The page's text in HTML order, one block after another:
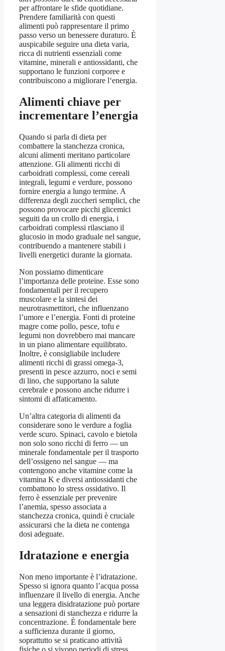
per affrontare le sfide quotidiane.
Prendere familiarità con questi
alimenti può rappresentare il primo
passo verso un benessere duraturo. È
auspicabile seguire una dieta varia,
ricca di nutrienti essenziali come
vitamine, minerali e antiossidanti, che
supportano le funzioni corporee e
contribuiscono a migliorare l‘energia.
Alimenti chiave per
incrementare l’energia
Quando si parla di dieta per
combattere la stanchezza cronica,
alcuni alimenti meritano particolare
attenzione. Gli alimenti ricchi di
carboidrati complessi, come cereali
integrali, legumi e verdure, possono
fornire energia a lungo termine. A
differenza degli zuccheri semplici, che
possono provocare picchi glicemici
seguiti da un crollo di energia, i
carboidrati complessi rilasciano il
glucosio in modo graduale nel sangue,
contribuendo a mantenere stabili i
livelli energetici durante la giornata.
Non possiamo dimenticare
l’importanza delle proteine. Esse sono
fondamentali per il recupero
muscolare e la sintesi dei
neurotrasmettitori, che influenzano
l’umore e l’energia. Fonti di proteine
magre come pollo, pesce, tofu e
legumi non dovrebbero mai mancare
in un piano alimentare equilibrato.
Inoltre, è consigliabile includere
alimenti ricchi di grassi omega-3,
presenti in pesce azzurro, noci e semi
di lino, che supportano la salute
cerebrale e possono anche ridurre i
sintomi di affaticamento.
Un’altra categoria di alimenti da
considerare sono le verdure a foglia
verde scuro. Spinaci, cavolo e bietola
non solo sono ricchi di ferro — un
minerale fondamentale per il trasporto
dell’ossigeno nel sangue — ma
contengono anche vitamine come la
vitamina K e diversi antiossidanti che
combattono lo stress ossidativo. Il
ferro è essenziale per prevenire
l’anemia, spesso associata a
stanchezza cronica, quindi è cruciale
assicurarsi che la dieta ne contenga
dosi adeguate.
Idratazione e energia
Non meno importante è l’idratazione.
Spesso si ignora quanto l’acqua possa
influenzare il livello di energia. Anche
una leggera disidratazione può portare
a sensazioni di stanchezza e ridurre la
concentrazione. È fondamentale bere
a sufficienza durante il giorno,
soprattutto se si praticano attività
fisiche o si vivono periodi di stress.